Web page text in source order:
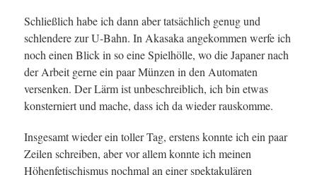
Schließlich habe ich dann aber tatsächlich genug und
schlendere zur U-Bahn. In Akasaka angekommen werfe ich
noch einen Blick in so eine Spielhölle, wo die Japaner nach
der Arbeit gerne ein paar Münzen in den Automaten
versenken. Der Lärm ist unbeschreiblich, ich bin etwas
konsterniert und mache, dass ich da wieder rauskomme.
Insgesamt wieder ein toller Tag, erstens konnte ich ein paar
Zeilen schreiben, aber vor allem konnte ich meinen
Höhenfetischismus nochmal an einer spektakulären